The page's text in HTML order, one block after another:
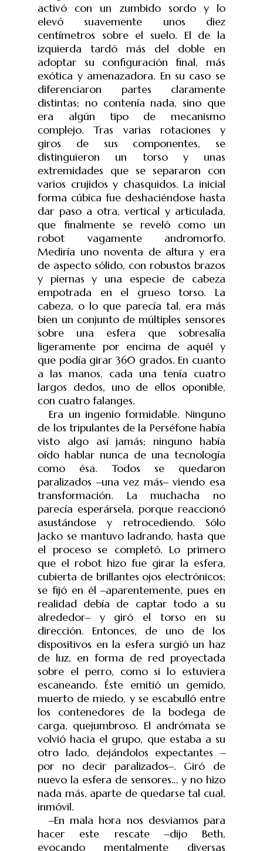
activó con un zumbido sordo y lo
elevó suavemente unos diez
centímetros sobre el suelo. El de la
izquierda tardó más del doble en
adoptar su configuración final, más
exótica y amenazadora. En su caso se
diferenciaron partes claramente
distintas; no contenía nada, sino que
era algún tipo de mecanismo
complejo. Tras varias rotaciones y
giros de sus componentes, se
distinguieron un torso y unas
extremidades que se separaron con
varios crujidos y chasquidos. La inicial
forma cúbica fue deshaciéndose hasta
dar paso a otra, vertical y articulada,
que finalmente se reveló como un
robot vagamente andromorfo.
Mediría uno noventa de altura y era
de aspecto sólido, con robustos brazos
y piernas y una especie de cabeza
empotrada en el grueso torso. La
cabeza, o lo que parecía tal, era más
bien un conjunto de múltiples sensores
sobre una esfera que sobresalía
ligeramente por encima de aquél y
que podía girar 360 grados. En cuanto
a las manos, cada una tenía cuatro
largos dedos, uno de ellos oponible,
con cuatro falanges.
Era un ingenio formidable. Ninguno
de los tripulantes de la Perséfone había
visto algo así jamás; ninguno había
oído hablar nunca de una tecnología
como ésa. Todos se quedaron
paralizados‒una vez más‒viendo esa
transformación. La muchacha no
parecía esperársela, porque reaccionó
asustándose y retrocediendo. Sólo
Jacko se mantuvo ladrando, hasta que
el proceso se completó. Lo primero
que el robot hizo fue girar la esfera,
cubierta de brillantes ojos electrónicos;
se fijó en él‒aparentemente, pues en
realidad debía de captar todo a su
alrededor‒y giró el torso en su
dirección. Entonces, de uno de los
dispositivos en la esfera surgió un haz
de luz, en forma de red proyectada
sobre el perro, como si lo estuviera
escaneando. Éste emitió un gemido,
muerto de miedo, y se escabulló entre
los contenedores de la bodega de
carga, quejumbroso. El andrómata se
volvió hacia el grupo, que estaba a su
otro lado, dejándolos expectantes‒
por no decir paralizados‒. Giró de
nuevo la esfera de sensores… y no hizo
nada más, aparte de quedarse tal cual,
inmóvil.
‒En mala hora nos desviamos para
hacer este rescate‒dijo Beth,
evocando mentalmente diversas